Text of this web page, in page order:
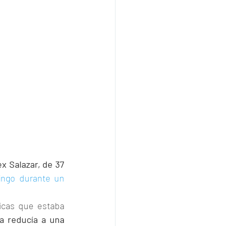
Salazar, de 37
durante un
que estaba
reducía a una